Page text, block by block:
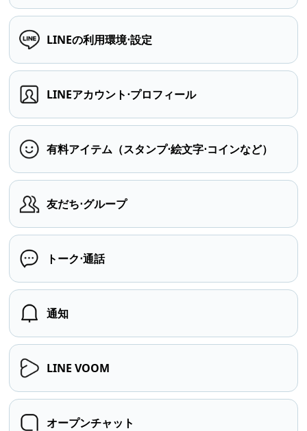
LINEの利用環境⋅設定
LINEアカウント⋅プロフィール
有料アイテム（スタンプ⋅絵文字⋅コインなど）
友だち⋅グループ
トーク⋅通話
通知
LINE VOOM
オープンチャット